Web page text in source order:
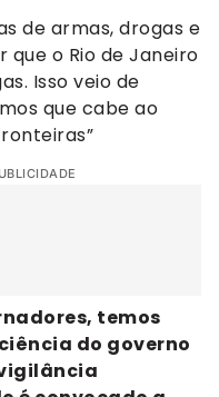
de armas, drogas e
que o Rio de Janeiro
Isso veio de
que cabe ao
temos
do governo